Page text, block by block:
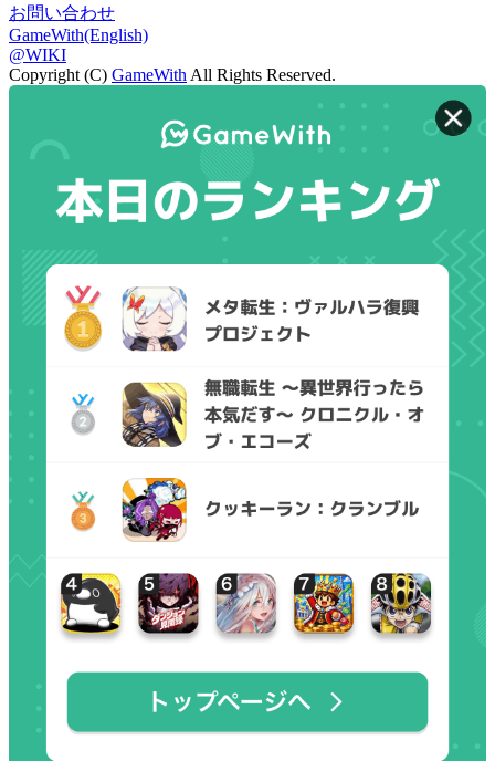
お問い合わせ
GameWith(English)
@WIKI
Copyright (C) GameWith All Rights Reserved.